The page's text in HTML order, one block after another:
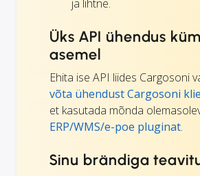
ja lihtne.
Üks API ühendus
asemel
Ehita ise API liides Cargosoni
võta ühendust Cargosoni
et kasutada mõnda
ERP/WMS/e-poe pluginat.
Sinu brändiga